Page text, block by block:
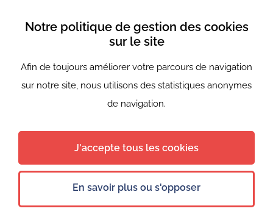
Politique de confidentialité
Newsletter
© 2021 - 2026 Bureaux du coeur — Tous droits reservés
Site réalisé parUndefined
Notre politique de gestion des cookies
sur le site
Afin de toujours améliorer votre parcours de navigation
sur notre site, nous utilisons des statistiques anonymes
de navigation.
J'accepte tous les cookies
En savoir plus ou s'opposer